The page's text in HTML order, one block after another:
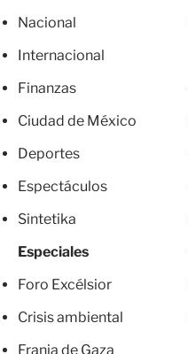
Nacional
Internacional
Finanzas
Ciudad de México
Deportes
Espectáculos
Sintetika
Especiales
Foro Excélsior
Crisis ambiental
Franja de Gaza